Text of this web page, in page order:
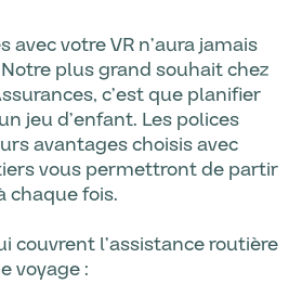
avec votre VR n’aura jamais
plus grand souhait chez
c’est que planifier
jeu d’enfant. Les polices
avantages choisis avec
vous permettront de partir
chaque fois.
couvrent l’assistance routière
voyage :